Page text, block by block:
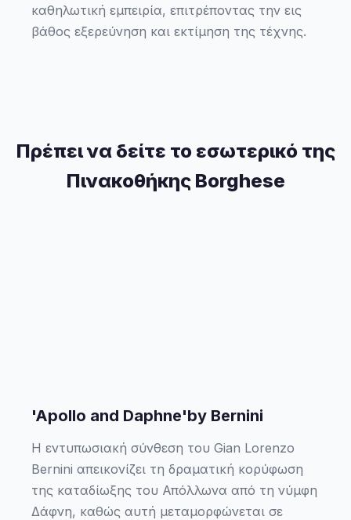
καθηλωτική εμπειρία, επιτρέποντας την εις
βάθος εξερεύνηση και εκτίμηση της τέχνης.
Πρέπει να δείτε το εσωτερικό της
Πινακοθήκης Borghese
'Apollo and Daphne'by Bernini
Η εντυπωσιακή σύνθεση του Gian Lorenzo
Bernini απεικονίζει τη δραματική κορύφωση
της καταδίωξης του Απόλλωνα από τη νύμφη
Δάφνη, καθώς αυτή μεταμορφώνεται σε